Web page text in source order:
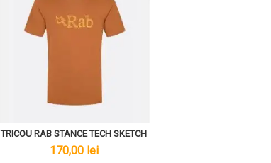
TRICOU RAB STANCE TECH SKETCH
lei
170,00 lei